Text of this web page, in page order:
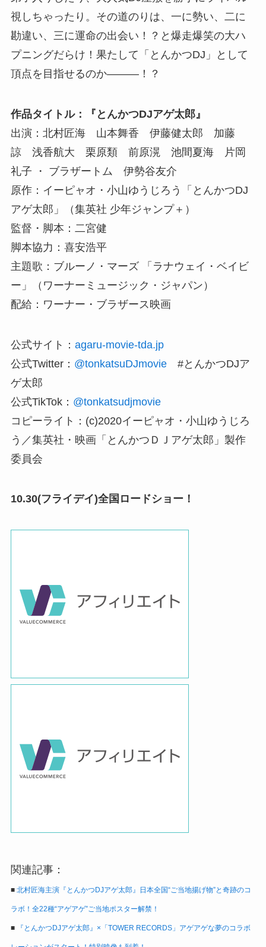
視しちゃったり。その道のりは、一に勢い、二に
勘違い、三に運命の出会い！？と爆走爆笑の大ハ
プニングだらけ！果たして「とんかつDJ」として
頂点を目指せるのか―――！？
作品タイトル：『とんかつDJアゲ太郎』
出演：北村匠海 山本舞香 伊藤健太郎 加藤
諒 浅香航大 栗原類 前原滉 池間夏海 片岡
礼子 ・ ブラザートム 伊勢谷友介
原作：イーピャオ・小山ゆうじろう「とんかつDJ
アゲ太郎」（集英社 少年ジャンプ＋）
監督・脚本：二宮健
脚本協力：喜安浩平
主題歌：ブルーノ・マーズ 「ラナウェイ・ベイビ
ー」（ワーナーミュージック・ジャパン）
配給：ワーナー・ブラザース映画
公式サイト： agaru-movie-tda.jp
公式Twitter： @tonkatsuDJmovie#とんかつDJア
ゲ太郎
公式TikTok： @tonkatsudjmovie
コピーライト：(c)2020イーピャオ・小山ゆうじろ
う／集英社・映画「とんかつＤＪアゲ太郎」製作
委員会
10.30(フライデイ)全国ロードショー！
関連記事：
■ 北村匠海主演『とんかつDJアゲ太郎』日本全国“ご当地揚げ物”と奇跡のコ
ラボ！全22種“アゲアゲ”ご当地ポスター解禁！
■ 『とんかつDJアゲ太郎』×「TOWER RECORDS」アゲアゲな夢のコラボ